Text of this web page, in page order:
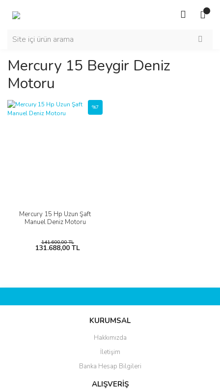
Mercury 15 Beygir Deniz
Motoru
Mercury 15 Hp Uzun Şaft
Manuel Deniz Motoru
%7
141.600,00 TL
131.688,00 TL
KURUMSAL
Hakkımızda
İletişim
Banka Hesap Bilgileri
ALIŞVERİŞ